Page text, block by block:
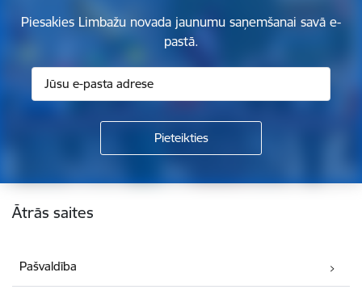
Piesakies Limbažu novada jaunumu saņemšanai savā e-
pastā.
Kājene
Ātrās saites
Pašvaldība